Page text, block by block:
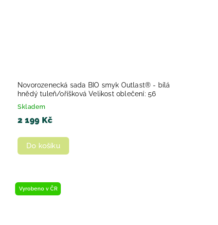
Novorozenecká sada BIO smyk Outlast® - bílá
hnědý tuleň/oříšková Velikost oblečení: 56
Skladem
2 199 Kč
Do košíku
Vyrobeno v ČR